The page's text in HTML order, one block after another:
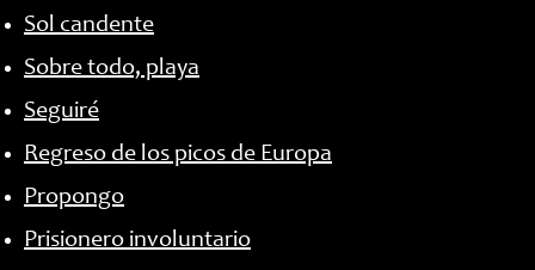
Sol candente
Sobre todo, playa
Seguiré
Regreso de los picos de Europa
Propongo
Prisionero involuntario